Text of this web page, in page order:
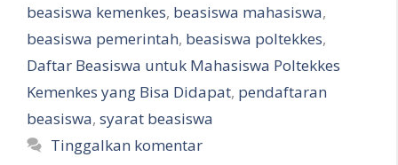
beasiswa kemenkes, beasiswa mahasiswa,
beasiswa pemerintah, beasiswa poltekkes,
Daftar Beasiswa untuk Mahasiswa Poltekkes
Kemenkes yang Bisa Didapat, pendaftaran
beasiswa, syarat beasiswa
Tinggalkan komentar